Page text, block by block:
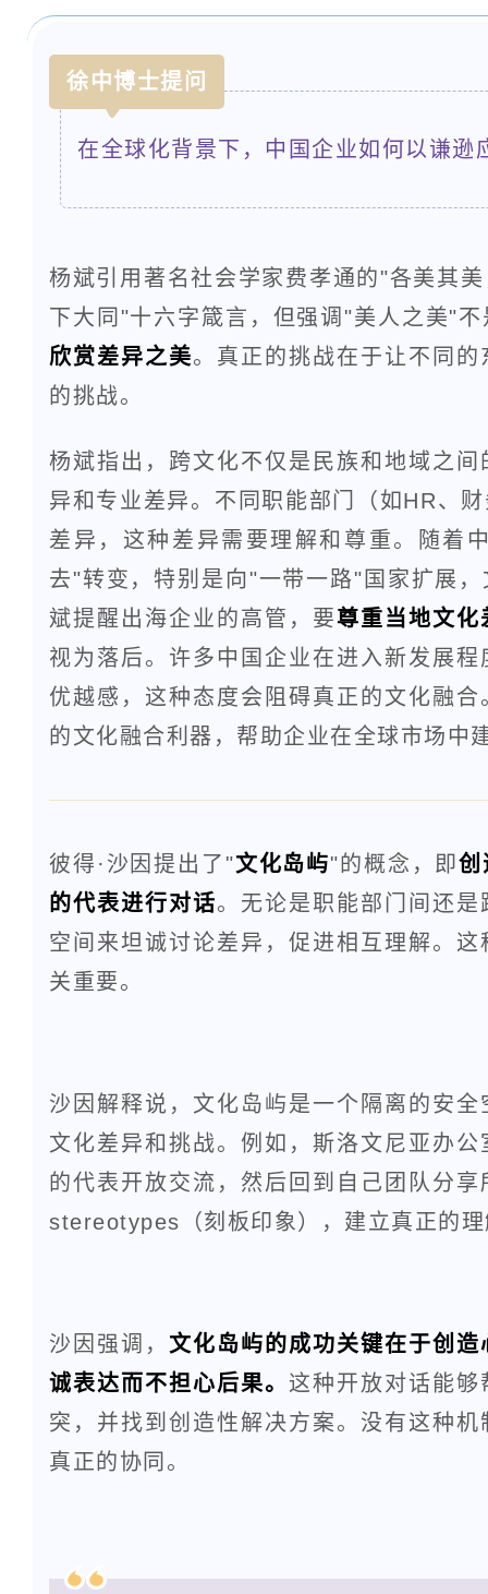
徐中博士提问
在全球化背景下，中国企业如何以谦逊
杨斌引用著名社会学家费孝通的"各美其
下大同"十六字箴言，但强调"美人之美"
欣赏差异之美。真正的挑战在于让不同
的挑战。
杨斌指出，跨文化不仅是民族和地域之
异和专业差异。不同职能部门（如HR、
差异，这种差异需要理解和尊重。随着
去"转变，特别是向"一带一路"国家扩展
斌提醒出海企业的高管，要尊重当地文化
视为落后。许多中国企业在进入新发展
优越感，这种态度会阻碍真正的文化融
的文化融合利器，帮助企业在全球市场中
彼得·沙因提出了"文化岛屿"的概念，即创
的代表进行对话。无论是职能部门间还
空间来坦诚讨论差异，促进相互理解。
关重要。
沙因解释说，文化岛屿是一个隔离的安
文化差异和挑战。例如，斯洛文尼亚办
的代表开放交流，然后回到自己团队分
stereotypes（刻板印象），建立真正的
沙因强调， 文化岛屿的成功关键在于创
诚表达而不担心后果。 这种开放对话能
突，并找到创造性解决方案。没有这种
真正的协同。